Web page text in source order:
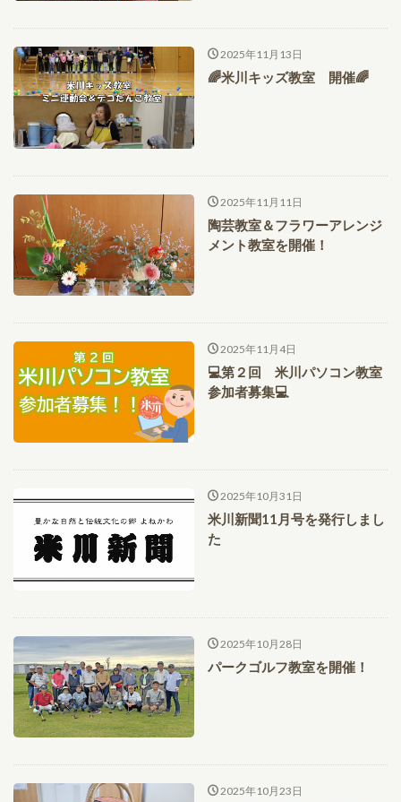
2025年11月13日
🌈米川キッズ教室 開催🌈
2025年11月11日
陶芸教室＆フラワーアレンジ
メント教室を開催！
2025年11月4日
💻第２回 米川パソコン教室
参加者募集💻
2025年10月31日
米川新聞11月号を発行しまし
た
2025年10月28日
パークゴルフ教室を開催！
2025年10月23日